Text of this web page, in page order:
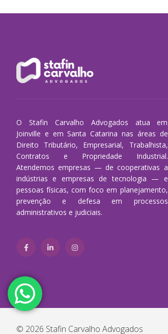
O Stafin Carvalho Advogados atua em
Joinville e em Santa Catarina nas áreas de
Direito Tributário, Empresarial, Trabalhista,
Contratos e Propriedade Industrial.
Atendemos empresas — de cooperativas a
indústrias e empresas de tecnologia — e
pessoas físicas, com foco em planejamento,
prevenção e defesa em processos
administrativos e judiciais.
© 2026 Stafin Carvalho Advogados